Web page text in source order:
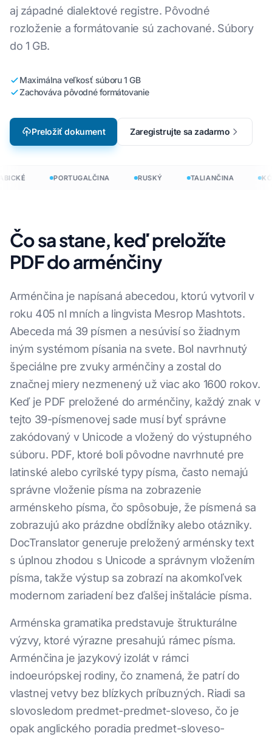
aj západné dialektové registre. Pôvodné
rozloženie a formátovanie sú zachované. Súbory
do 1 GB.
Maximálna veľkosť súboru 1 GB
Zachováva pôvodné formátovanie
Preložiť dokument Zaregistrujte sa zadarmo
PORTUGALČINA RUSKÝ TALIANČINA
Čo sa stane, keď preložíte
PDF do arménčiny
Arménčina je napísaná abecedou, ktorú vytvoril v
roku 405 nl mních a lingvista Mesrop Mashtots.
Abeceda má 39 písmen a nesúvisí so žiadnym
iným systémom písania na svete. Bol navrhnutý
špeciálne pre zvuky arménčiny a zostal do
značnej miery nezmenený už viac ako 1600 rokov.
Keď je PDF preložené do arménčiny, každý znak v
tejto 39-písmenovej sade musí byť správne
zakódovaný v Unicode a vložený do výstupného
súboru. PDF, ktoré boli pôvodne navrhnuté pre
latinské alebo cyrilské typy písma, často nemajú
správne vloženie písma na zobrazenie
arménskeho písma, čo spôsobuje, že písmená sa
zobrazujú ako prázdne obdĺžniky alebo otázniky.
DocTranslator generuje preložený arménsky text
s úplnou zhodou s Unicode a správnym vložením
písma, takže výstup sa zobrazí na akomkoľvek
modernom zariadení bez ďalšej inštalácie písma.
Arménska gramatika predstavuje štrukturálne
výzvy, ktoré výrazne presahujú rámec písma.
Arménčina je jazykový izolát v rámci
indoeurópskej rodiny, čo znamená, že patrí do
vlastnej vetvy bez blízkych príbuzných. Riadi sa
slovosledom predmet-predmet-sloveso, čo je
opak anglického poradia predmet-sloveso-